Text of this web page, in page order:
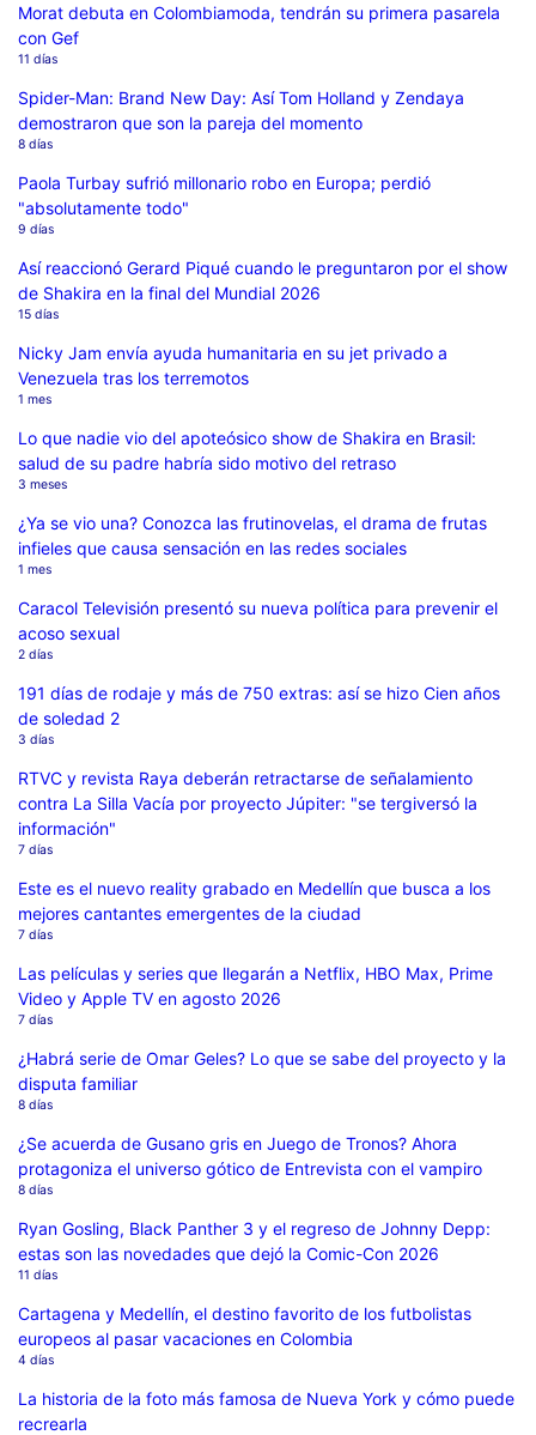
Morat debuta en Colombiamoda, tendrán su primera pasarela
con Gef
11 días
Spider-Man: Brand New Day: Así Tom Holland y Zendaya
demostraron que son la pareja del momento
8 días
Paola Turbay sufrió millonario robo en Europa; perdió
"absolutamente todo"
9 días
Así reaccionó Gerard Piqué cuando le preguntaron por el show
de Shakira en la final del Mundial 2026
15 días
Nicky Jam envía ayuda humanitaria en su jet privado a
Venezuela tras los terremotos
1 mes
Lo que nadie vio del apoteósico show de Shakira en Brasil:
salud de su padre habría sido motivo del retraso
3 meses
¿Ya se vio una? Conozca las frutinovelas, el drama de frutas
infieles que causa sensación en las redes sociales
1 mes
Caracol Televisión presentó su nueva política para prevenir el
acoso sexual
2 días
191 días de rodaje y más de 750 extras: así se hizo Cien años
de soledad 2
3 días
RTVC y revista Raya deberán retractarse de señalamiento
contra La Silla Vacía por proyecto Júpiter: "se tergiversó la
información"
7 días
Este es el nuevo reality grabado en Medellín que busca a los
mejores cantantes emergentes de la ciudad
7 días
Las películas y series que llegarán a Netflix, HBO Max, Prime
Video y Apple TV en agosto 2026
7 días
¿Habrá serie de Omar Geles? Lo que se sabe del proyecto y la
disputa familiar
8 días
¿Se acuerda de Gusano gris en Juego de Tronos? Ahora
protagoniza el universo gótico de Entrevista con el vampiro
8 días
Ryan Gosling, Black Panther 3 y el regreso de Johnny Depp:
estas son las novedades que dejó la Comic-Con 2026
11 días
Cartagena y Medellín, el destino favorito de los futbolistas
europeos al pasar vacaciones en Colombia
4 días
La historia de la foto más famosa de Nueva York y cómo puede
recrearla